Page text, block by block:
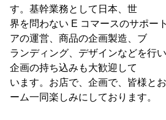
す。基幹業務として日本、世
界を問わない E コマースのサポー
アの運営、商品の企画製造、ブ
ランディング、デザインなどを行
企画の持ち込みも大歓迎して
います。お店で、企画で、皆様と
ーム一同楽しみにしております。